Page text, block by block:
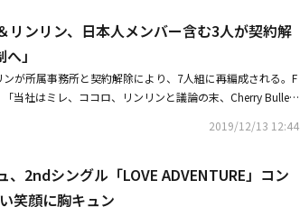
Bulletのミレ、ココロ、リンリンの専属契約解除を発表しま
契約解除となり、これによりグループは7人体制となりま
」でCherry Bulletは7人でステージを披露しました。記
】Cherry Bullet「アイドル陸上大会」の収録に参加脱退発
Bullet「2019 FNC KINGDOM」のため出国脱退発表後7人で
One出身カン・ダニエル、活動休止を発表＃2019年12月4
最近になって深刻な不安感を訴え、十分な休息が必要と判
コチラから【関連記事】・Wanna One出身カン・ダニエ
。突然伝えられた発表であり、今年1月21日にデビューし
たメンバー脱退のニュースに、Cherry Bulletのファンたち
を発表したメンバー中で、一部は今年の下半期から活動に
から脱退説が浮上していた。FNCは3人の脱退を発表し、
ることになって重い気持ちです。3人のメンバーは当社と
た。当社は7人組で再編成を終えたCherry Bulletが早く良
シングル「LOVE ADVENTURE」で活動した。・Cherry Bull
ー含む3人が契約解除FNCが公式発表「7人体制へ」・第二
ンリン、日本人メンバー含む3人が契約解
」
が所属事務所と契約解除により、7人組に再編成される。F
当社はミレ、ココロ、リンリンと議論の末、Cherry Bullet
良い音楽で活動できるよう最善を尽くしたい。Cherry Bullet
」コンセプトフォト公開爽やかでハツラツとした魅
ングル「LOVE ADVENTURE」コンセプトフォト公開可愛
2019/12/13 12:44
2ndシングル「LOVE ADVENTURE」コン
笑顔に胸キュン